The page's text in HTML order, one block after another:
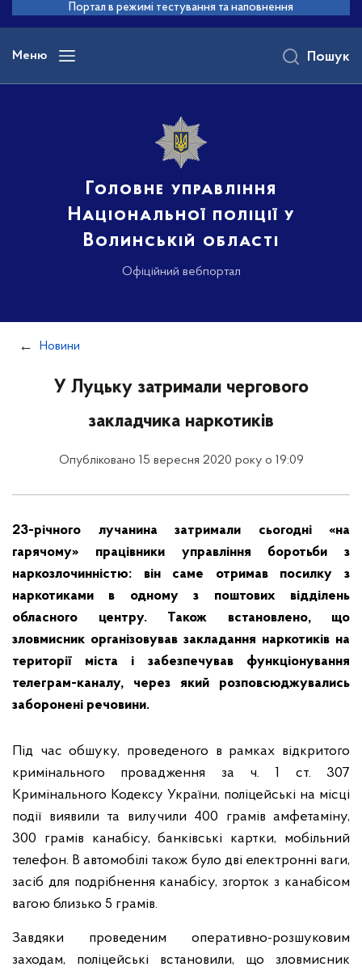
основного
вмісту
Портал в режимі тестування та наповнення
Меню
Головне управління
Національної поліції у
Волинській області
Офіційний вебпортал
Пошук
Новини
У Луцьку затримали чергового
закладчика наркотиків
Опубліковано 15 вересня 2020 року о 19:09
23-річного лучанина затримали сьогодні «на
гарячому» працівники управління боротьби з
наркозлочинністю: він саме отримав посилку з
наркотиками в одному з поштових відділень
обласного центру. Також встановлено, що
зловмисник організовував закладання наркотиків на
території міста і забезпечував функціонування
телеграм-каналу, через який розповсюджувались
заборонені речовини.
Під час обшуку, проведеного в рамках відкритого
кримінального провадження за ч. 1 ст. 307
Кримінального Кодексу України, поліцейські на місці
події виявили та вилучили 400 грамів амфетаміну,
300 грамів канабісу, банківські картки, мобільний
телефон. В автомобілі також було дві електронні ваги,
засіб для подрібнення канабісу, згорток з канабісом
вагою близько 5 грамів.
Завдяки проведеним оперативно-розшуковим
заходам, поліцейські встановили, що зловмисник